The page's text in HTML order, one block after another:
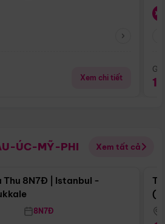
Xem chi tiết
ÚC-MỸ-PHI Xem tất cả
Điểm nổi bật
Thu 8N7Đ | Istanbul -
8N7Đ